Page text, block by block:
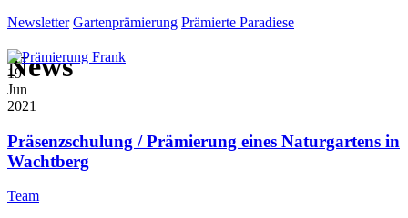
Newsletter Gartenprämierung Prämierte Paradiese
News
19
Jun
2021
Präsenzschulung / Prämierung eines Naturgartens in
Wachtberg
Team